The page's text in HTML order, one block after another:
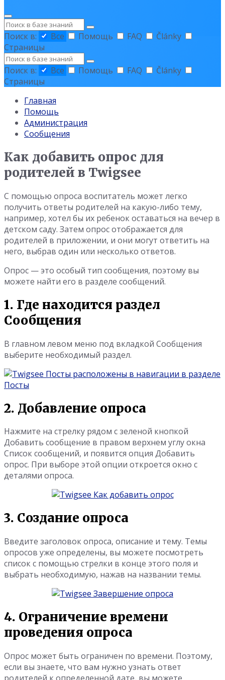
Поиск
Поиск в:
Все Помощь FAQ
Články
Страницы
Поиск
Поиск в:
Все Помощь FAQ
Články
Страницы
Главная
Помощь
Администрация
Сообщения
Как добавить опрос для
родителей в Twigsee
С помощью опроса воспитатель может легко
получить ответы родителей на какую-либо тему,
например, хотел бы их ребенок оставаться на вечер в
детском саду. Затем опрос отображается для
родителей в приложении, и они могут ответить на
него, выбрав один или несколько ответов.
Опрос — это особый тип сообщения, поэтому вы
можете найти его в разделе сообщений.
1. Где находится раздел
Сообщения
В главном левом меню под вкладкой Сообщения
выберите необходимый раздел.
2. Добавление опроса
Нажмите на стрелку рядом с зеленой кнопкой
Добавить сообщение в правом верхнем углу окна
Список сообщений, и появится опция Добавить
опрос. При выборе этой опции откроется окно с
деталями опроса.
3. Создание опроса
Введите заголовок опроса, описание и тему. Темы
опросов уже определены, вы можете посмотреть
список с помощью стрелки в конце этого поля и
выбрать необходимую, нажав на названии темы.
4. Ограничение времени
проведения опроса
Опрос может быть ограничен по времени. Поэтому,
если вы знаете, что вам нужно узнать ответ